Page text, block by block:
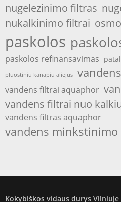
nugelezinimo filtras
nukalkinimo filtrai
paskolos
paskolos refinansavimas
pluostiniu kanapiu aliejus
vandens filtrai aquaphor
vandens filtrai nuo
vandens filtras aquaphor
vandens
Kokybiškos vidaus durys Vilniuje